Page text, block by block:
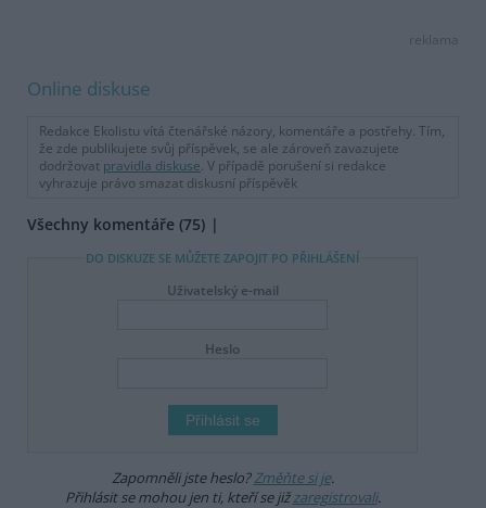
reklama
Online diskuse
Redakce Ekolistu vítá čtenářské názory, komentáře a postřehy. Tím,
že zde publikujete svůj příspěvek, se ale zároveň zavazujete
dodržovat pravidla diskuse. V případě porušení si redakce
vyhrazuje právo smazat diskusní příspěvěk
Všechny komentáře (75)
DO DISKUZE SE MŮŽETE ZAPOJIT PO PŘIHLÁŠENÍ
Uživatelský e-mail
Heslo
Zapomněli jste heslo?Změňte si je.
Přihlásit se mohou jen ti, kteří se jižzaregistrovali.